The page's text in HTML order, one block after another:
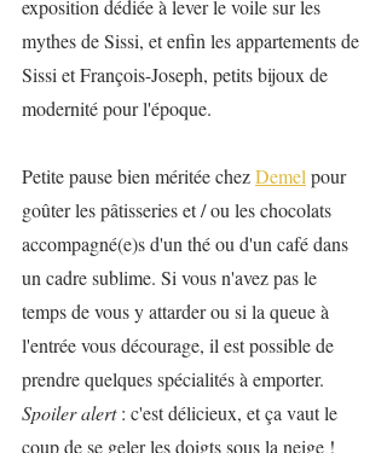
exposition dédiée à lever le voile sur les
mythes de Sissi, et enfin les appartements de
Sissi et François-Joseph, petits bijoux de
modernité pour l'époque.
Petite pause bien méritée chez Demel pour
goûter les pâtisseries et / ou les chocolats
accompagné(e)s d'un thé ou d'un café dans
un cadre sublime. Si vous n'avez pas le
temps de vous y attarder ou si la queue à
l'entrée vous décourage, il est possible de
prendre quelques spécialités à emporter.
Spoiler alert : c'est délicieux, et ça vaut le
coup de se geler les doigts sous la neige !